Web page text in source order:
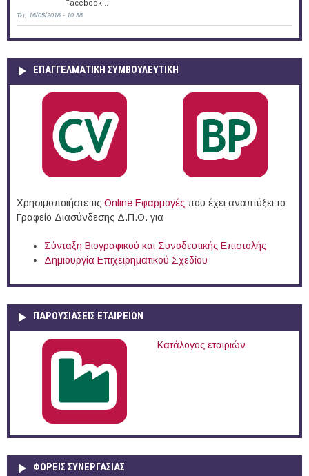
Facebook...
Τετ, 16/05/2018 - 10:38
ΕΠΑΓΓΕΛΜΑΤΙΚΉ ΣΥΜΒΟΥΛΕΥΤΙΚΉ
Χρησιμοποιήστε τις Online Eφαρμογές που έχει αναπτύξει το
Γραφείο Διασύνδεσης Δ.Π.Θ. για
Σύνταξη Βιογραφικού και Συνοδευτικής Επιστολής
Δημιουργία Επιχειρηματικού Σχεδίου
ΠΑΡΟΥΣΙΆΣΕΙΣ ΕΤΑΙΡΕΙΏΝ
Κατάλογος εταιριών
ΦΟΡΕΙΣ ΣΥΝΕΡΓΑΣΙΑΣ